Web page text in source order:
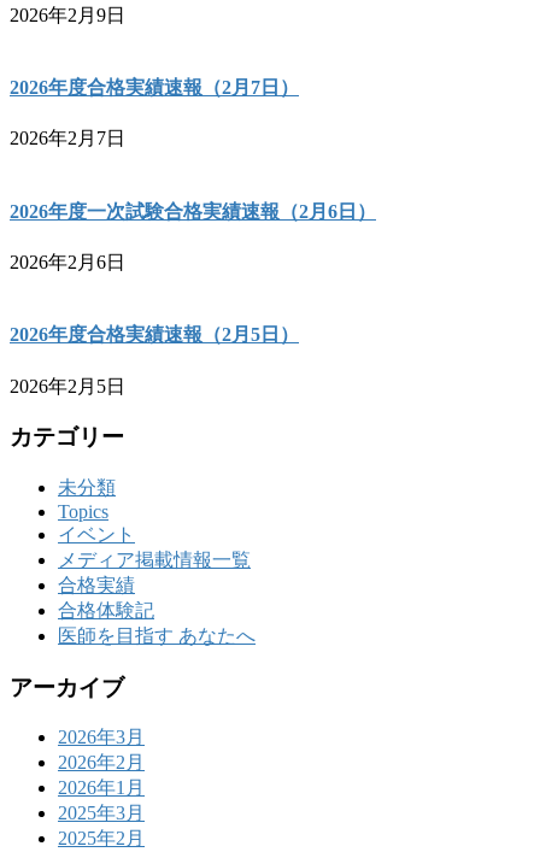
2026年2月9日
2026年度合格実績速報（2月7日）
2026年2月7日
2026年度一次試験合格実績速報（2月6日）
2026年2月6日
2026年度合格実績速報（2月5日）
2026年2月5日
カテゴリー
未分類
Topics
イベント
メディア掲載情報一覧
合格実績
合格体験記
医師を目指す あなたへ
アーカイブ
2026年3月
2026年2月
2026年1月
2025年3月
2025年2月